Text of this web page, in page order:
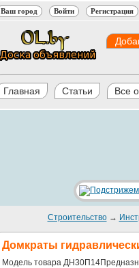
Ваш город Войти Регистрация
Главная Статьи Все
Строительство→
Домкраты
Модель товара